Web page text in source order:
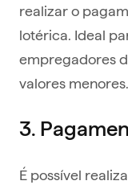
realizar o
lotérica. Ideal
empregadores
valores menores.
3.
É possível